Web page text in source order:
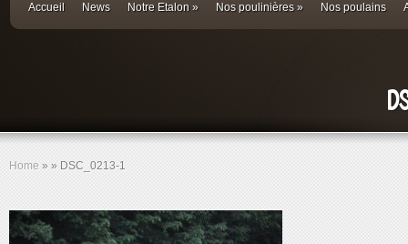
Accueil News Notre Etalon » Nos poulinières» Nos poulains
Home » » DSC_0213-1